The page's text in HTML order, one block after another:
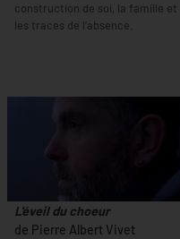
construction de soi, la famille et
les traces de l’absence.
L'éveil du choeur
de Pierre Albert Vivet